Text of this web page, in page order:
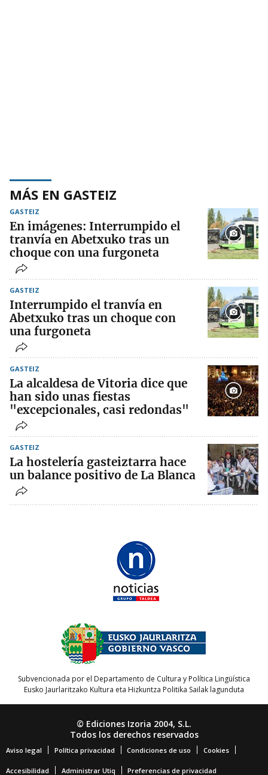
MÁS EN GASTEIZ
GASTEIZ
En imágenes: Interrumpido el
tranvía en Abetxuko tras un
choque con una furgoneta
GASTEIZ
Interrumpido el tranvía en
Abetxuko tras un choque con
una furgoneta
GASTEIZ
La alcaldesa de Vitoria dice que
han sido unas fiestas
"excepcionales, casi redondas"
GASTEIZ
La hostelería gasteiztarra hace
un balance positivo de La Blanca
Subvencionada por el Departamento de Cultura y Política Lingüística
Eusko Jaurlaritzako Kultura eta Hizkuntza Politika Sailak lagunduta
© Ediciones Izoria 2004, S.L.
Todos los derechos reservados
Aviso legal Política privacidad Condiciones de uso Cookies
Accesibilidad Administrar Utiq Preferencias de privacidad